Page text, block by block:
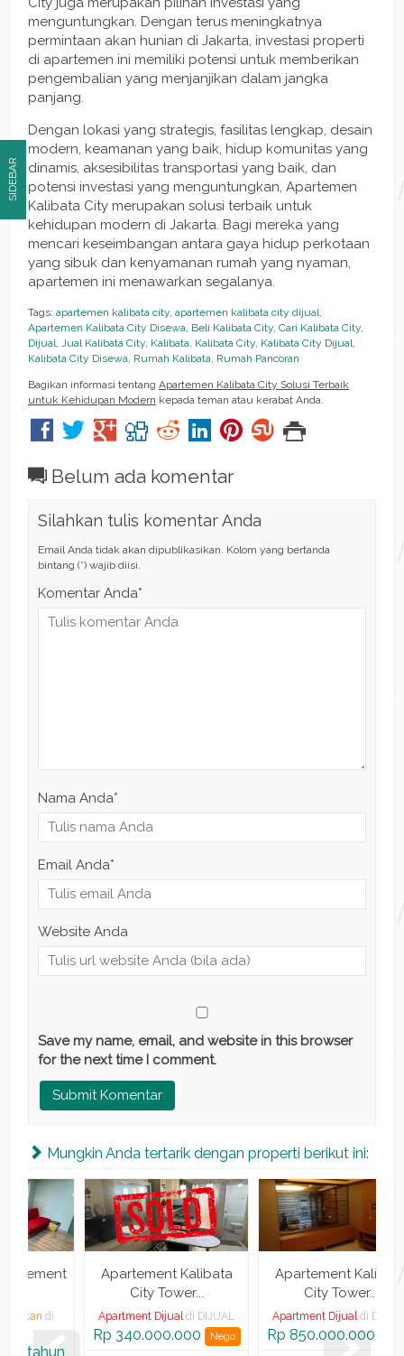
menguntungkan. Dengan terus meningkatnya
permintaan akan hunian di Jakarta, investasi properti
di apartemen ini memiliki potensi untuk memberikan
pengembalian yang menjanjikan dalam jangka
panjang.
Dengan lokasi yang strategis, fasilitas lengkap, desain
modern, keamanan yang baik, hidup komunitas yang
dinamis, aksesibilitas transportasi yang baik, dan
potensi investasi yang menguntungkan, Apartemen
Kalibata City merupakan solusi terbaik untuk
kehidupan modern di Jakarta. Bagi mereka yang
mencari keseimbangan antara gaya hidup perkotaan
yang sibuk dan kenyamanan rumah yang nyaman,
apartemen ini menawarkan segalanya.
Tags: apartemen kalibata city, apartemen kalibata city dijual,
Apartemen Kalibata City Disewa, Beli Kalibata City, Cari Kalibata City,
Dijual, Jual Kalibata City, Kalibata, Kalibata City, Kalibata City Dijual,
Kalibata City Disewa, Rumah Kalibata, Rumah Pancoran
Bagikan informasi tentang Apartemen Kalibata City Solusi Terbaik
untuk Kehidupan Modern kepada teman atau kerabat Anda.
Belum ada komentar
Silahkan tulis komentar Anda
Email Anda tidak akan dipublikasikan. Kolom yang bertanda
bintang (*) wajib diisi.
Komentar Anda*
Nama Anda*
Email Anda*
Website Anda
Save my name, email, and website in this browser
for the next time I comment.
Mungkin Anda tertarik dengan properti berikut ini:
Apartement Kalibata
City Tower...
Apartment Dijual di DIJUAL
Rp 340.000.000 Nego
Apartement Kalibata
City Tower...
Apartment Dijual di DIJUAL
Rp 850.000.000 Nego
SIDEBAR